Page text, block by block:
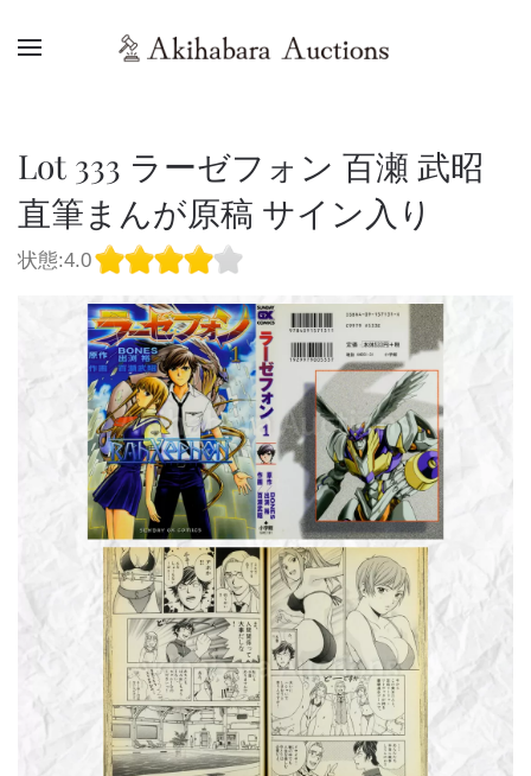
Lot 333 ラーゼフォン 百瀬 武昭
直筆まんが原稿 サイン入り
状態:4.0